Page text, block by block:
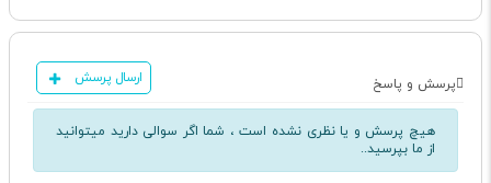
پرسش و پاسخ ارسال پرسش
هیچ پرسش و یا نظری نشده است ، شما اگر سوالی دارید میتوانید
از ما بپرسید..